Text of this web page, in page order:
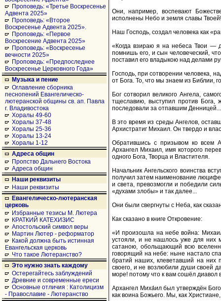
Проповедь: «Третье Воскресенье
Адвента 2025»
Проповедь: «Второе
Воскресенье Адвента 2025».
Проповедь: «Первое
Воскресение Адвента 2025»
Проповедь: «Воскресенье
вечности 2025»
Проповедь: «Предпоследнее
Воскресенье Церковного Года»
Музыка и пение
Оглавление сборника
песнопений Евангелическо-
лютеранской общины св. ап. Павла
г. Владивостока
Хоралы 49-60
Хоралы 37-48
Хоралы 25-36
Хоралы 13-24
Хоралы 1-12
Адреса общин
Пропство Дальнего Востока
Адреса общин
Наши реквизиты
Наши реквизиты
Евангелическо-лютеранская
церковь
Избранные тезисы М. Лютера
КРАТКИЙ КАТЕХИЗИС
Апостольский символ веры
Мартин Лютер - реформатор
Какой должна быть истинная
Евангельская церковь
Что такое Лютеранство?
Это нужно знать каждому
Остерегайтесь заблуждений
Древние и современные ереси
Основные отличия : Католицизм
- Православие - Лютеранство
Они, например, воспевают
исполнены Небо и земля славы
Наш Господь, создал человека как
«Когда взираю я на небеса Твои —
помнишь его, и сын человеческий,
поставил его владыкою над делами
Господь, при сотворении человека,
от Бога. То, что мы знаем из Библии,
Бог сотворил великого Ангела,
тщеславию, выступил против Бога,
последовали за отпавшим Денницей...
В это время из среды Ангелов,
Архистратиг Михаил. Он твердо и
Обратившись с призывом ко всем
Архангел Михаил, имя которого
одного Бога, Творца и Властителя.
Начальник Ангельского воинства
получил затем наименование
и света, превозмогли и победили
«духами злобы» и так далее...
Они были свергнуты с Неба, как
Как сказано в книге Откровение:
«И произошла на небе война:
устояли, и не нашлось уже для них
сатаною, обольщающий всю
говорящий на небе: ныне настало
братий наших, клеветавший на них
своего, и не возлюбили души своей
море! потому что к вам сошёл диавол
Архангел Миха́ил был утверждён
как воина Божьего. Мы, как